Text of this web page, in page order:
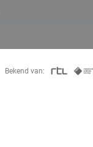
Bekend van: